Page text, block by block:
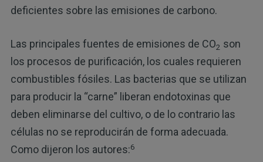
deficientes sobre las emisiones de carbono.
Las principales fuentes de emisiones de CO2 son
los procesos de purificación, los cuales requieren
combustibles fósiles. Las bacterias que se utilizan
para producir la “carne” liberan endotoxinas que
deben eliminarse del cultivo, o de lo contrario las
células no se reproducirán de forma adecuada.
Como dijeron los autores:6